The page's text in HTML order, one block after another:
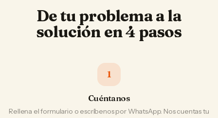
De tu problema a la
solución en 4 pasos
1
Cuéntanos
Rellena el formulario o escríbenos por WhatsApp. Nos cuentas tu